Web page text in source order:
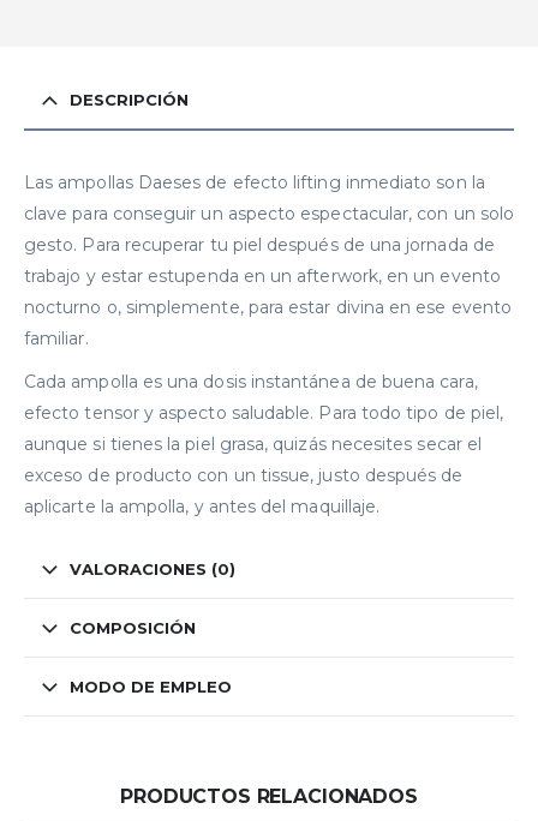
DESCRIPCIÓN
Las ampollas Daeses de efecto lifting inmediato son la
clave para conseguir un aspecto espectacular, con un solo
gesto. Para recuperar tu piel después de una jornada de
trabajo y estar estupenda en un afterwork, en un evento
nocturno o, simplemente, para estar divina en ese evento
familiar.
Cada ampolla es una dosis instantánea de buena cara,
efecto tensor y aspecto saludable. Para todo tipo de piel,
aunque si tienes la piel grasa, quizás necesites secar el
exceso de producto con un tissue, justo después de
aplicarte la ampolla, y antes del maquillaje.
VALORACIONES (0)
COMPOSICIÓN
MODO DE EMPLEO
PRODUCTOS RELACIONADOS